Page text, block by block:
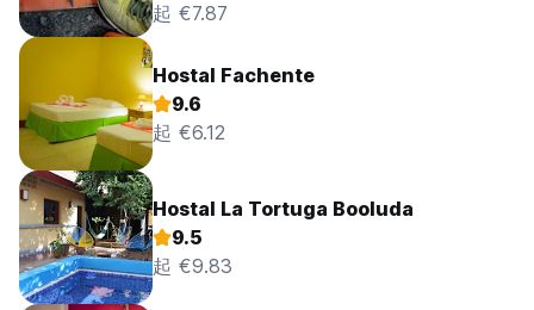
起 €7.87
Hostal Fachente
9.6
起 €6.12
Hostal La Tortuga Booluda
9.5
起 €9.83